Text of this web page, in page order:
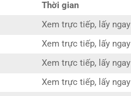
Thời gian
Xem trực tiếp, lấy ngay
Xem trực tiếp, lấy ngay
Xem trực tiếp, lấy ngay
Xem trực tiếp, lấy ngay